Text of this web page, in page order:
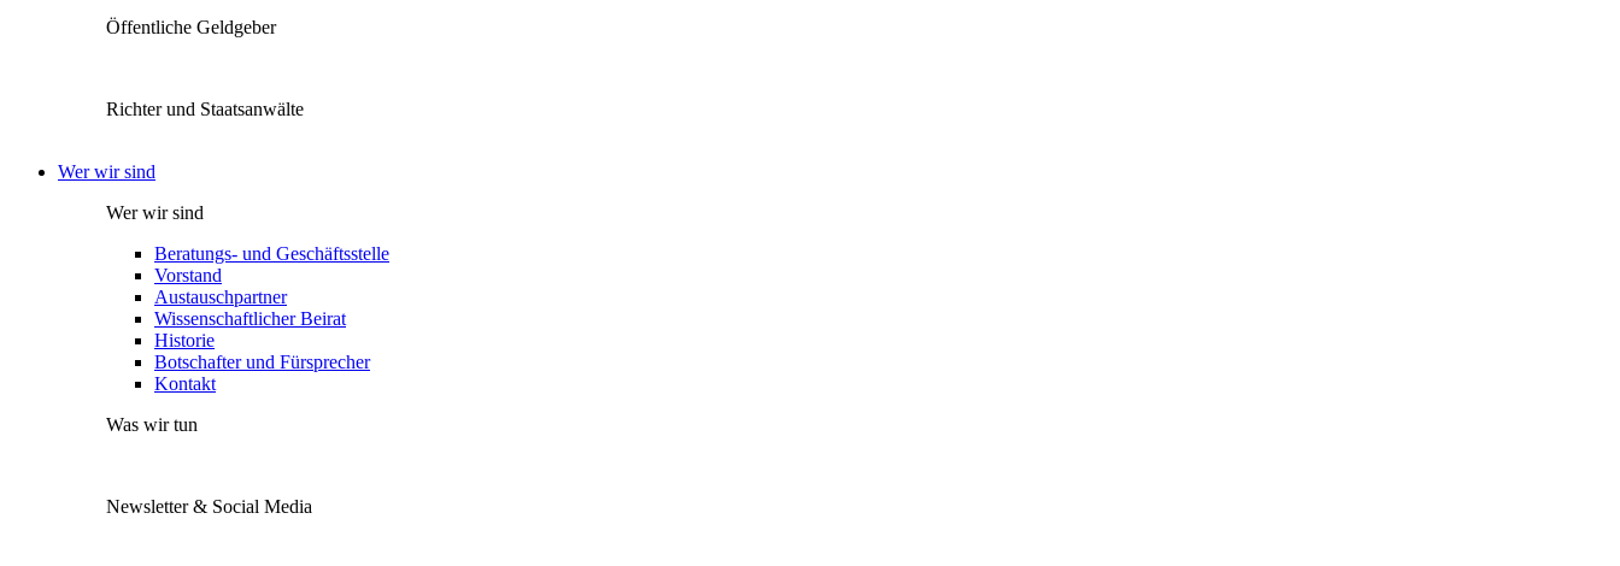
Öffentliche Geldgeber
Richter und Staatsanwälte
Wer wir sind
Wer wir sind
Beratungs- und Geschäftsstelle
Vorstand
Austauschpartner
Wissenschaftlicher Beirat
Historie
Botschafter und Fürsprecher
Kontakt
Was wir tun
Newsletter & Social Media